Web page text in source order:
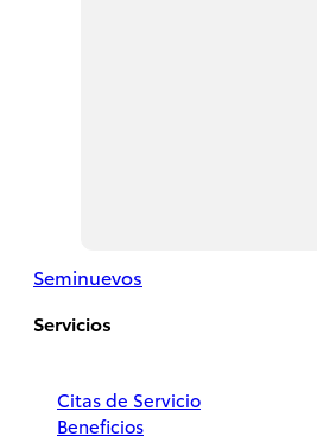
Seminuevos
Servicios
Citas de Servicio
Beneficios